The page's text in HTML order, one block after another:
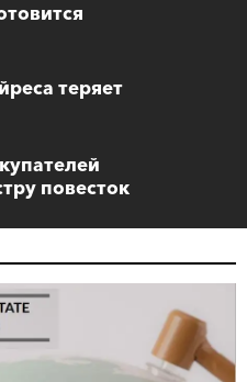
теряет
повесток